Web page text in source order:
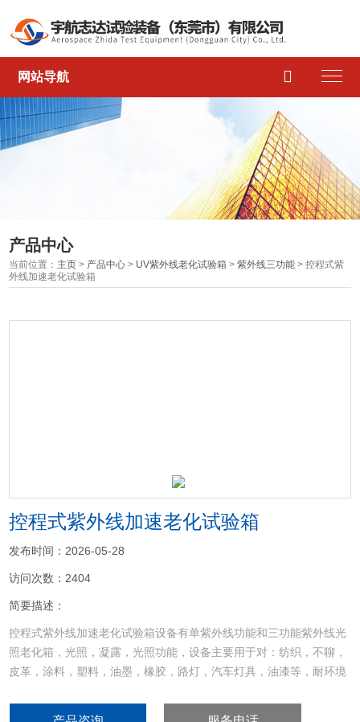
网站导航 
产品中心
当前位置： 主页 > 产品中心 > UV紫外线老化试验箱 >紫外线三功能 > 控程式紫
外线加速老化试验箱
控程式紫外线加速老化试验箱
发布时间：2026-05-28
访问次数：2404
简要描述：
控程式紫外线加速老化试验箱设备有单紫外线功能和三功能紫外线光
照老化箱，光照，凝露，光照功能，设备主要用于对：纺织，不聊，
皮革，涂料，塑料，油墨，橡胶，路灯，汽车灯具，油漆等，耐环境